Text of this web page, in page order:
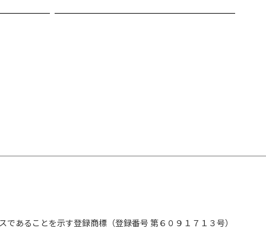
あることを示す登録商標（登録番号 第６０９１７１３号）